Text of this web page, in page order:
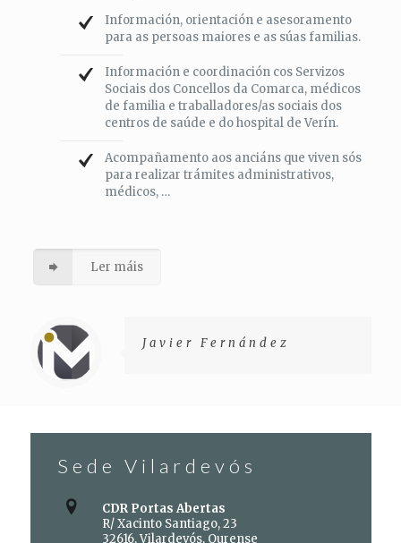
Información, orientación e asesoramento
para as persoas maiores e as súas familias.
Información e coordinación cos Servizos
Sociais dos Concellos da Comarca, médicos
de familia e traballadores/as sociais dos
centros de saúde e do hospital de Verín.
Acompañamento aos anciáns que viven sós
para realizar trámites administrativos,
médicos, …
Ler máis
Javier Fernández
Sede Vilardevós
CDR Portas Abertas
R/ Xacinto Santiago, 23
32616, Vilardevós, Ourense